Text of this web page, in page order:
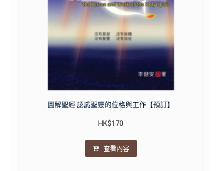
圖解聖經 認識聖靈的位格與工作【預訂】
HK$170
查看內容